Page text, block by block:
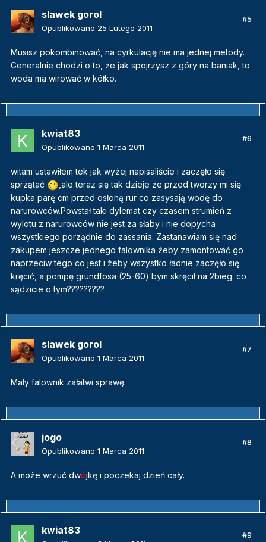
slawek gorol
Opublikowano 25 Lutego 2011
#5
Musisz pokombinować, na cyrkulację nie ma jednej metody.
Generalnie chodzi o to, że jak spojrzysz z góry na baniak, to
woda ma wirować w kółko.
kwiat83
Opublikowano 1 Marca 2011
#6
witam ustawiłem tek jak wyżej napisaliście i zaczęło się
sprzątać
,ale teraz się tak dzieje że przed tworzy mi się
kupka parę cm przed osłoną rur co zasysają wodę do
narurowców.Powstał taki dylemat czy czasem strumień z
wylotu z narurowców nie jest za słaby i nie dopycha
wszystkiego porządnie do zassania. Zastanawiam się nad
zakupem jeszcze jednego falownika żeby zamontować go
naprzeciw tego co jest i żeby wszystko ładnie zaczęło się
kręcić, a pompę grundfosa (25-60) bym skręcił na 2bieg. co
sądzicie o tym?????????
slawek gorol
Opublikowano 1 Marca 2011
#7
Mały falownik załatwi sprawę.
jogo
Opublikowano 1 Marca 2011
#8
A może wrzuć dwójkę i poczekaj dzień cały.
kwiat83 #9